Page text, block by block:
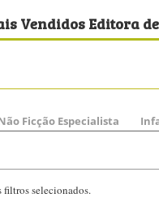
Vendidos Editora
Ficção Especialista
selecionados.